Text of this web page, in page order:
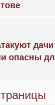
опасны